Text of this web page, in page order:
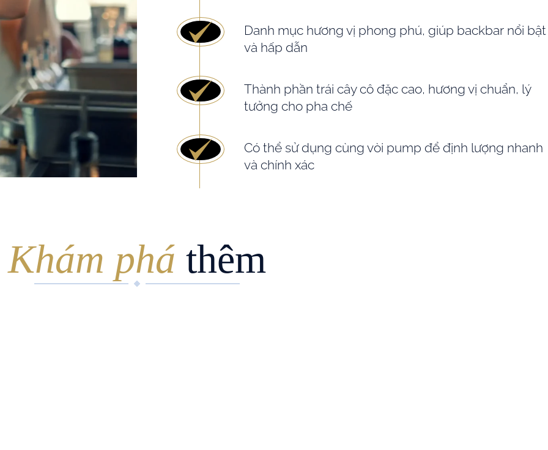
Danh mục hương vị phong phú, giúp backbar nổi bật
và hấp dẫn
Thành phần trái cây cô đặc cao, hương vị chuẩn, lý
tưởng cho pha chế
Có thể sử dụng cùng vòi pump để định lượng nhanh
và chính xác
Khám phá thêm